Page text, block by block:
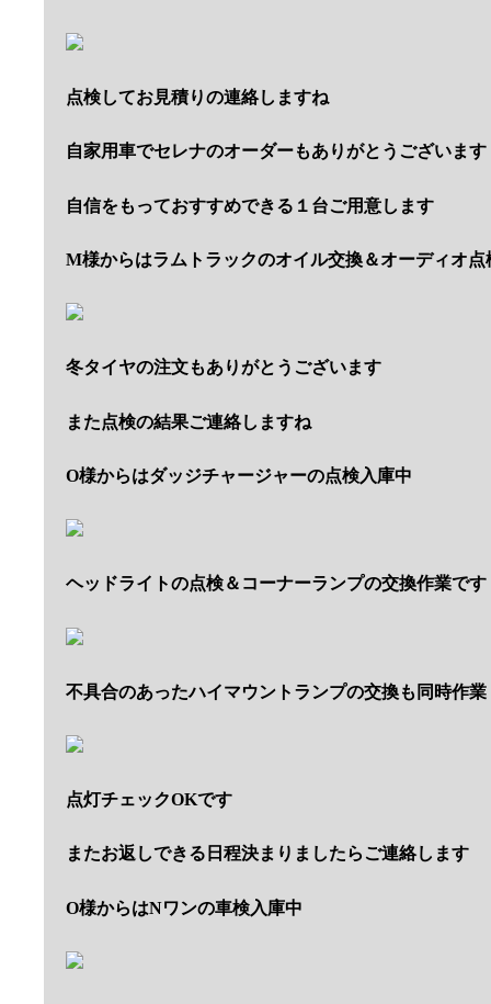
点検してお見積りの連絡しますね
自家用車でセレナのオーダーもありがとうございます
自信をもっておすすめできる１台ご用意します
M様からはラムトラックのオイル交換＆オーディオ点
冬タイヤの注文もありがとうございます
また点検の結果ご連絡しますね
O様からはダッジチャージャーの点検入庫中
ヘッドライトの点検＆コーナーランプの交換作業です
不具合のあったハイマウントランプの交換も同時作業
点灯チェックOKです
またお返しできる日程決まりましたらご連絡します
O様からはNワンの車検入庫中